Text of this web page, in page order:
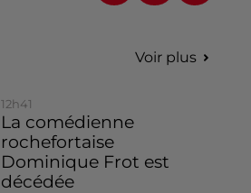
Voir plus
12h41
La comédienne
rochefortaise
Dominique Frot est
décédée